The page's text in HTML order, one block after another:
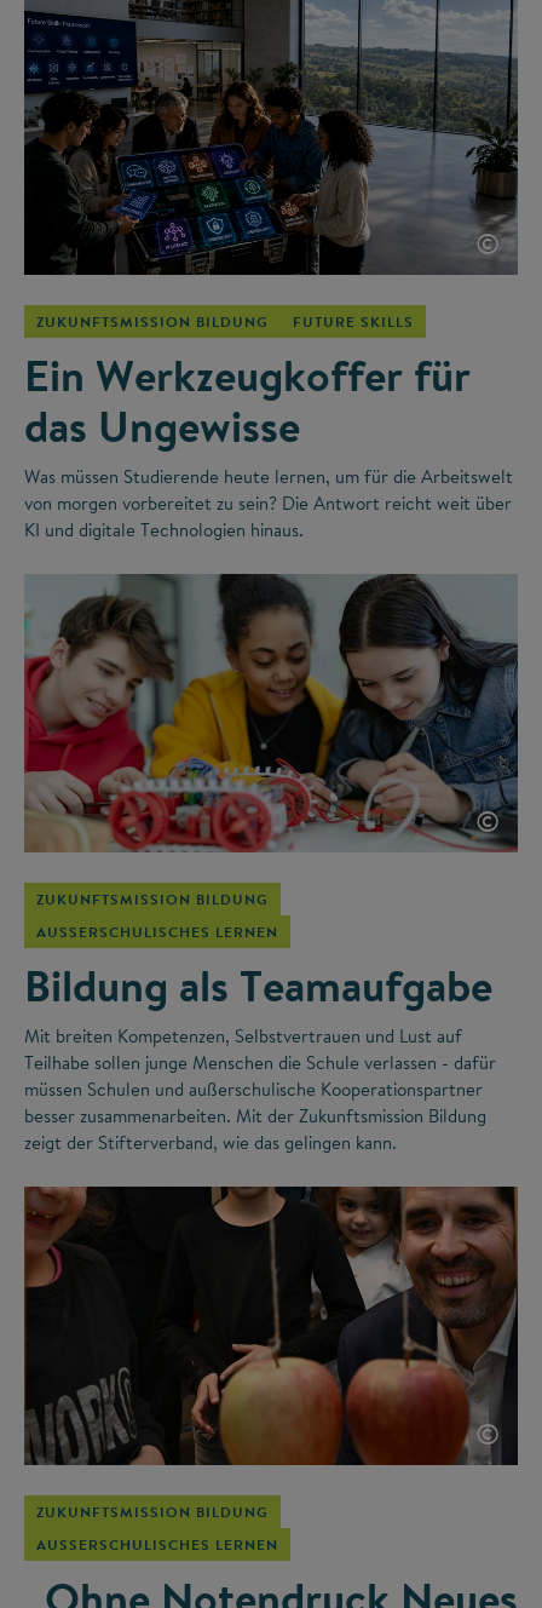
©
ZUKUNFTSMISSION BILDUNG FUTURE SKILLS
Ein Werkzeugkoffer für
das Ungewisse
Was müssen Studierende heute lernen, um für die Arbeitswelt
von morgen vorbereitet zu sein? Die Antwort reicht weit über
KI und digitale Technologien hinaus.
©
ZUKUNFTSMISSION BILDUNG
AUSSERSCHULISCHES LERNEN
Bildung als Teamaufgabe
Mit breiten Kompetenzen, Selbstvertrauen und Lust auf
Teilhabe sollen junge Menschen die Schule verlassen - dafür
müssen Schulen und außerschulische Kooperationspartner
besser zusammenarbeiten. Mit der Zukunftsmission Bildung
zeigt der Stifterverband, wie das gelingen kann.
©
ZUKUNFTSMISSION BILDUNG
AUSSERSCHULISCHES LERNEN